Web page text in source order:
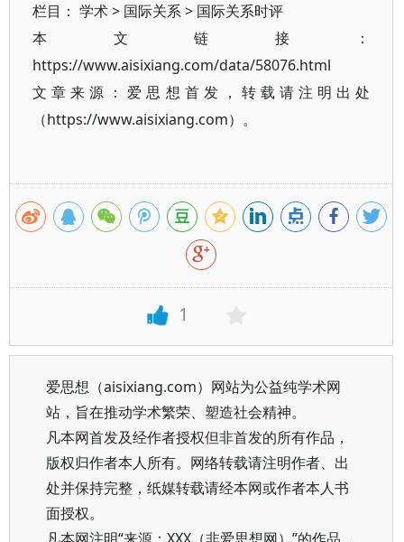
栏目： 学术> 国际关系> 国际关系时评
本文链接：
https://www.aisixiang.com/data/58076.html
文章来源：爱思想首发，转载请注明出处
（https://www.aisixiang.com）。
1
爱思想（aisixiang.com）网站为公益纯学术网
站，旨在推动学术繁荣、塑造社会精神。
凡本网首发及经作者授权但非首发的所有作品，
版权归作者本人所有。网络转载请注明作者、出
处并保持完整，纸媒转载请经本网或作者本人书
面授权。